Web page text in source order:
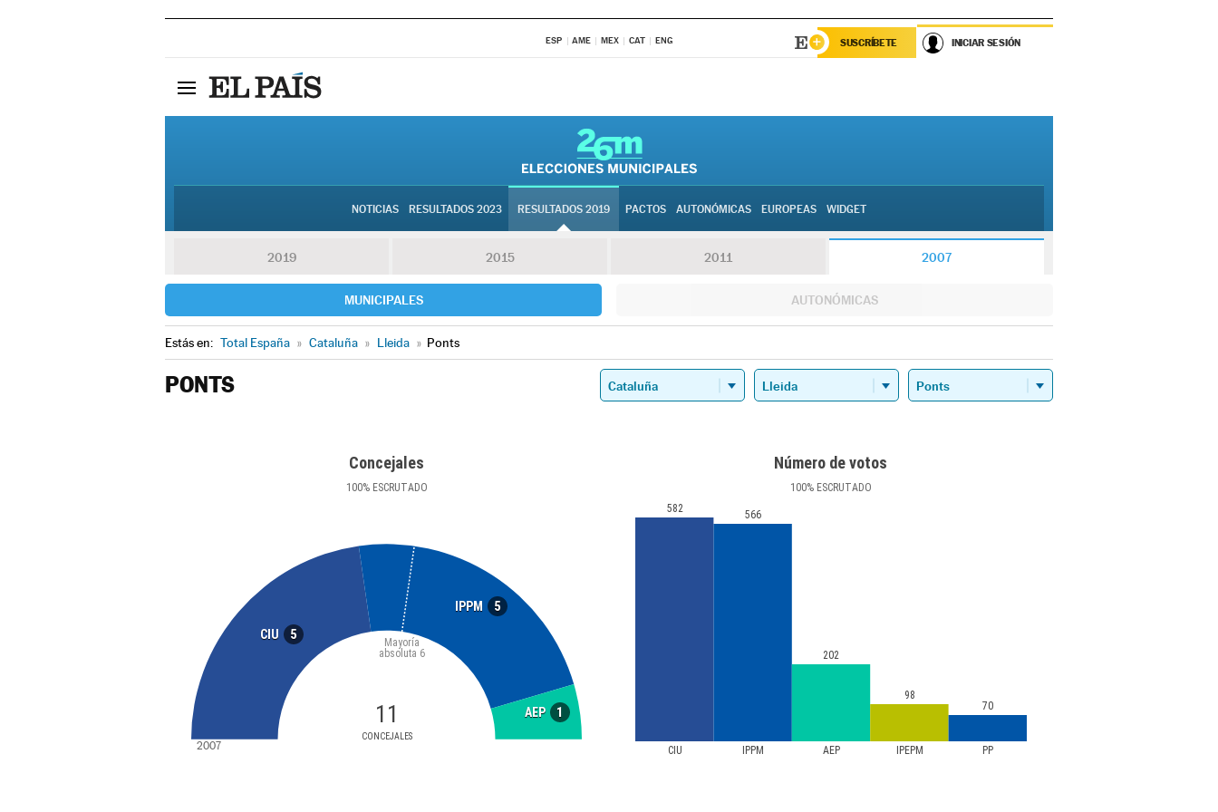
ESP AME MEX CAT ENG SUSCRÍBETE INICIAR SESIÓN
NOTICIAS RESULTADOS 2023 RESULTADOS 2019 PACTOS AUTONÓMICAS EUROPEAS WIDGET
2019 2015 2011 2007
MUNICIPALES AUTONÓMICAS
Estás en: Total España » Cataluña » Lleida » Ponts
PONTS
Concejales
100%ESCRUTADO
CIU 5
IPPM 5
AEP 1
11
CONCEJALES
Mayoría
absoluta 6
2007
Número de votos
100%ESCRUTADO
CIU IPPM AEP IPEPM PP
582 566
202
98
70